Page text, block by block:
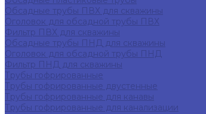
Обсадные трубы ПВХ для скважины
Оголовок для обсадной трубы ПВХ
Фильтр ПВХ для скважины
Обсадные трубы ПНД для скважины
Оголовок для обсадной трубы ПНД
Фильтр ПНД для скважины
Трубы гофрированные
Трубы гофрированные двустенные
Трубы гофрированные для канавы
Трубы гофрированные для канализации